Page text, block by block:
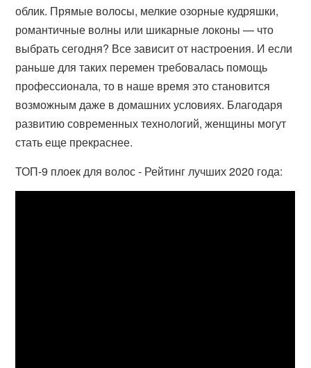
облик. Прямые волосы, мелкие озорные кудряшки,
романтичные волны или шикарные локоны — что
выбрать сегодня? Все зависит от настроения. И если
раньше для таких перемен требовалась помощь
профессионала, то в наше время это становится
возможным даже в домашних условиях. Благодаря
развитию современных технологий, женщины могут
стать еще прекраснее.
ТОП-9 плоек для волос - Рейтинг лучших 2020 года: